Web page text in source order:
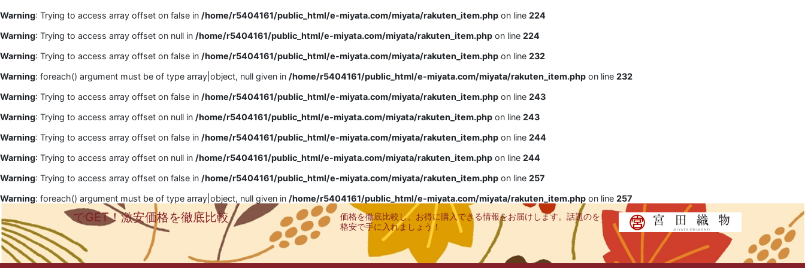
Warning: Trying to access array offset on false in /home/r5404161/public_html/e-miyata.com/miyata/rakuten_item.php on line 224
Warning: Trying to access array offset on null in /home/r5404161/public_html/e-miyata.com/miyata/rakuten_item.php on line 224
Warning: Trying to access array offset on false in /home/r5404161/public_html/e-miyata.com/miyata/rakuten_item.php on line 232
Warning: foreach() argument must be of type array|object, null given in /home/r5404161/public_html/e-miyata.com/miyata/rakuten_item.php on line 232
Warning: Trying to access array offset on false in /home/r5404161/public_html/e-miyata.com/miyata/rakuten_item.php on line 243
Warning: Trying to access array offset on null in /home/r5404161/public_html/e-miyata.com/miyata/rakuten_item.php on line 243
Warning: Trying to access array offset on false in /home/r5404161/public_html/e-miyata.com/miyata/rakuten_item.php on line 244
Warning: Trying to access array offset on null in /home/r5404161/public_html/e-miyata.com/miyata/rakuten_item.php on line 244
Warning: Trying to access array offset on false in /home/r5404161/public_html/e-miyata.com/miyata/rakuten_item.php on line 257
Warning: foreach() argument must be of type array|object, null given in /home/r5404161/public_html/e-miyata.com/miyata/rakuten_item.php on line 257
でGET！激安価格を徹底比較
価格を徹底比較し、お得に購入できる情報をお届けします。話題のを
格安で手に入れましょう！